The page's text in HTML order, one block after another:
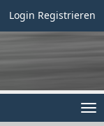
Login Registrieren